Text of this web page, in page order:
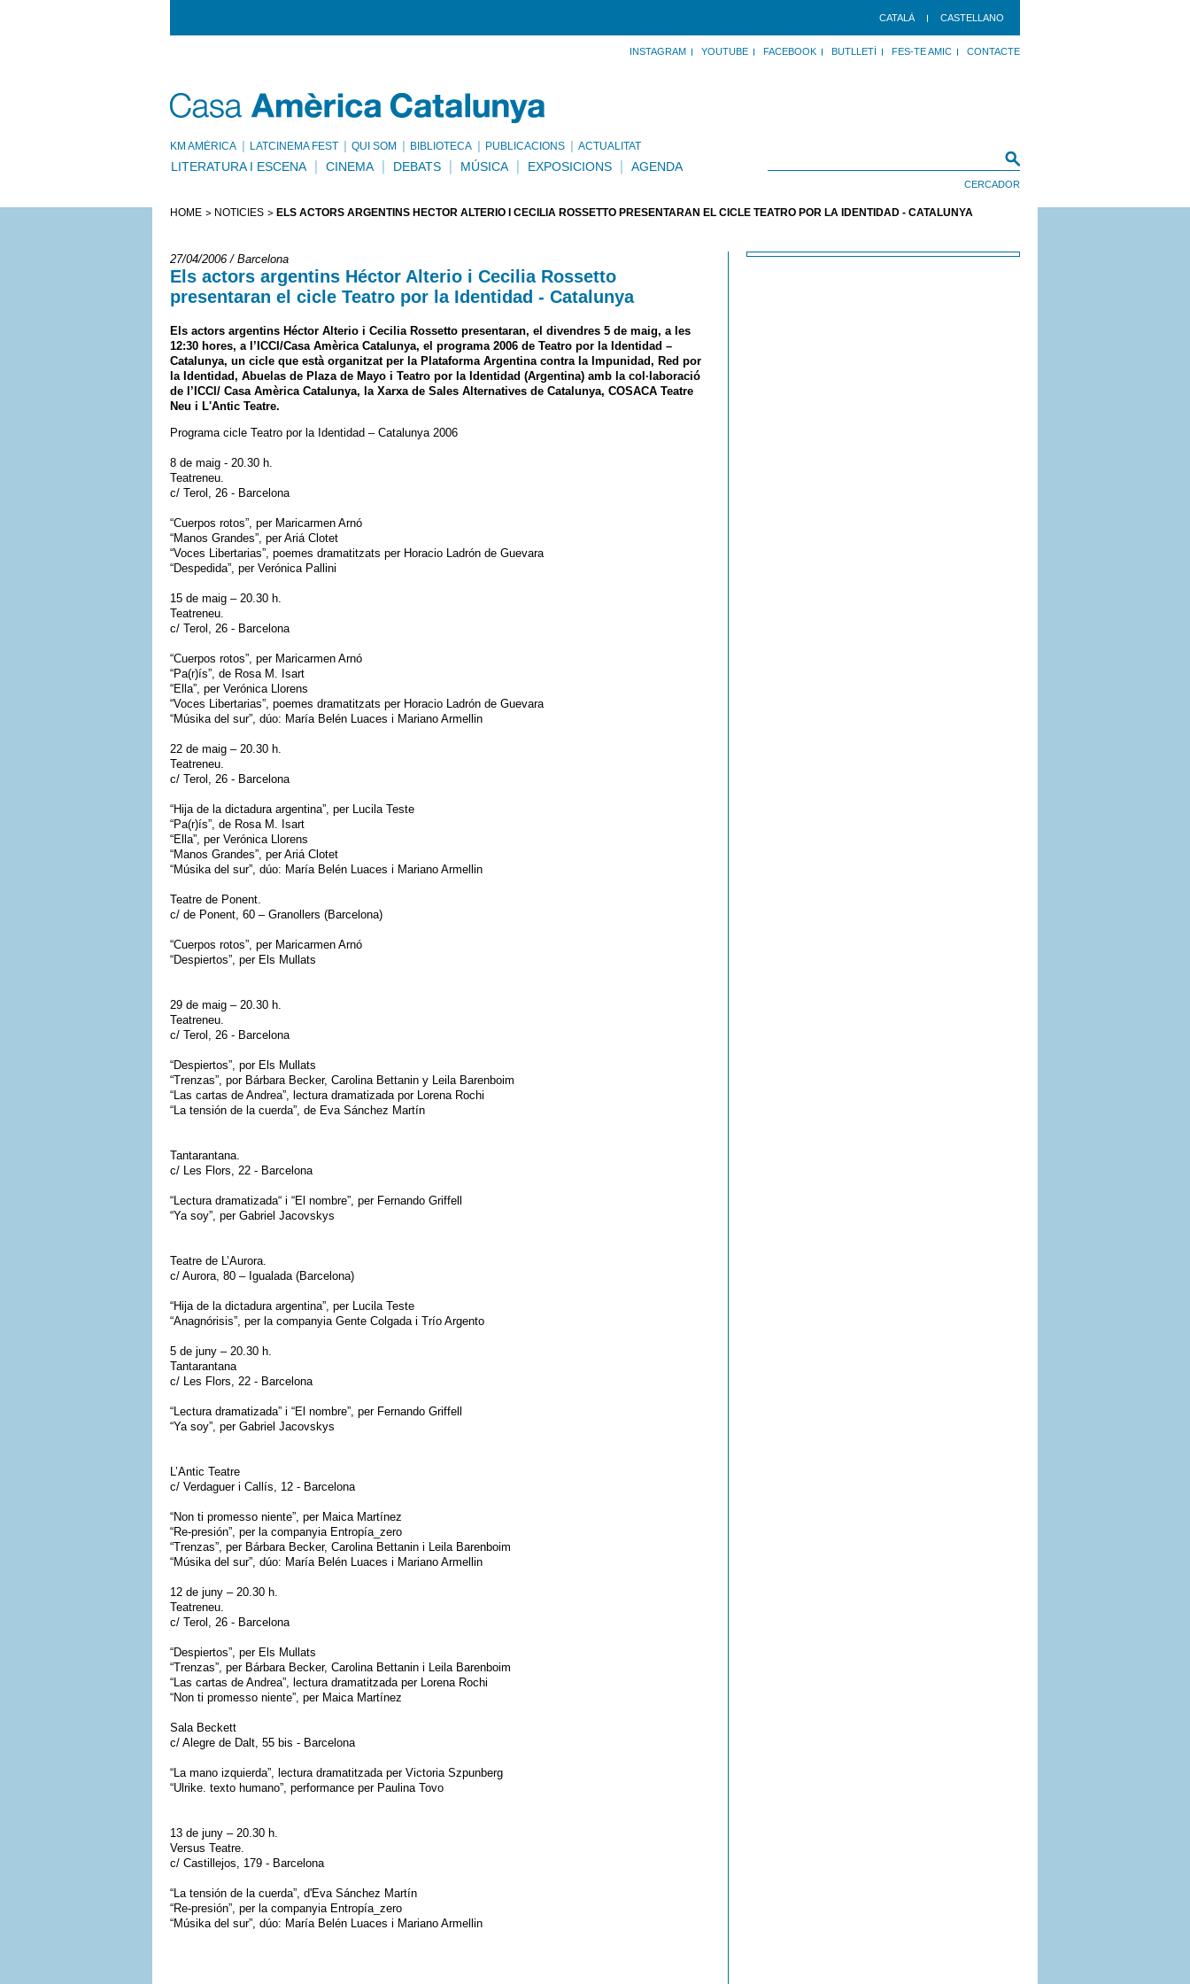
CATALÀ CASTELLANO
INSTAGRAM YOUTUBE FACEBOOK BUTLLETÍ FES-TE AMIC CONTACTE
KM AMÈRICA LATCINEMA FEST QUI SOM BIBLIOTECA PUBLICACIONS ACTUALITAT
LITERATURA I ESCENA CINEMA DEBATS MÚSICA EXPOSICIONS AGENDA
HOME NOTÍCIES ELS ACTORS ARGENTINS HÉCTOR ALTERIO I CECILIA ROSSETTO PRESENTARAN EL CICLE TEATRO POR LA IDENTIDAD - CATALUNYA
27/04/2006 / Barcelona
Els actors argentins Héctor Alterio i Cecilia Rossetto
presentaran el cicle Teatro por la Identidad - Catalunya
Els actors argentins Héctor Alterio i Cecilia Rossetto presentaran, el divendres 5 de maig, a les
12:30 hores, a l’ICCI/Casa Amèrica Catalunya, el programa 2006 de Teatro por la Identidad –
Catalunya, un cicle que està organitzat per la Plataforma Argentina contra la Impunidad, Red por
la Identidad, Abuelas de Plaza de Mayo i Teatro por la Identidad (Argentina) amb la col·laboració
de l’ICCI/ Casa Amèrica Catalunya, la Xarxa de Sales Alternatives de Catalunya, COSACA Teatre
Neu i L'Antic Teatre.
Programa cicle Teatro por la Identidad – Catalunya 2006
8 de maig - 20.30 h.
Teatreneu.
c/ Terol, 26 - Barcelona
“Cuerpos rotos”, per Maricarmen Arnó
“Manos Grandes”, per Ariá Clotet
“Voces Libertarias”, poemes dramatitzats per Horacio Ladrón de Guevara
“Despedida”, per Verónica Pallini
15 de maig – 20.30 h.
Teatreneu.
c/ Terol, 26 - Barcelona
“Cuerpos rotos”, per Maricarmen Arnó
“Pa(r)ís”, de Rosa M. Isart
“Ella”, per Verónica Llorens
“Voces Libertarias”, poemes dramatitzats per Horacio Ladrón de Guevara
“Músika del sur”, dúo: María Belén Luaces i Mariano Armellin
22 de maig – 20.30 h.
Teatreneu.
c/ Terol, 26 - Barcelona
“Hija de la dictadura argentina”, per Lucila Teste
“Pa(r)ís”, de Rosa M. Isart
“Ella”, per Verónica Llorens
“Manos Grandes”, per Ariá Clotet
“Músika del sur”, dúo: María Belén Luaces i Mariano Armellin
Teatre de Ponent.
c/ de Ponent, 60 – Granollers (Barcelona)
“Cuerpos rotos”, per Maricarmen Arnó
“Despiertos”, per Els Mullats
29 de maig – 20.30 h.
Teatreneu.
c/ Terol, 26 - Barcelona
“Despiertos”, por Els Mullats
“Trenzas”, por Bárbara Becker, Carolina Bettanin y Leila Barenboim
“Las cartas de Andrea”, lectura dramatizada por Lorena Rochi
“La tensión de la cuerda”, de Eva Sánchez Martín
Tantarantana.
c/ Les Flors, 22 - Barcelona
“Lectura dramatizada“ i “El nombre”, per Fernando Griffell
“Ya soy”, per Gabriel Jacovskys
Teatre de L’Aurora.
c/ Aurora, 80 – Igualada (Barcelona)
“Hija de la dictadura argentina”, per Lucila Teste
“Anagnórisis”, per la companyia Gente Colgada i Trío Argento
5 de juny – 20.30 h.
Tantarantana
c/ Les Flors, 22 - Barcelona
“Lectura dramatizada” i “El nombre”, per Fernando Griffell
“Ya soy”, per Gabriel Jacovskys
L’Antic Teatre
c/ Verdaguer i Callís, 12 - Barcelona
“Non ti promesso niente”, per Maica Martínez
“Re-presión”, per la companyia Entropía_zero
“Trenzas”, per Bárbara Becker, Carolina Bettanin i Leila Barenboim
“Músika del sur”, dúo: María Belén Luaces i Mariano Armellin
12 de juny – 20.30 h.
Teatreneu.
c/ Terol, 26 - Barcelona
“Despiertos”, per Els Mullats
“Trenzas”, per Bárbara Becker, Carolina Bettanin i Leila Barenboim
“Las cartas de Andrea”, lectura dramatitzada per Lorena Rochi
“Non ti promesso niente”, per Maica Martínez
Sala Beckett
c/ Alegre de Dalt, 55 bis - Barcelona
“La mano izquierda”, lectura dramatitzada per Victoria Szpunberg
“Ulrike. texto humano”, performance per Paulina Tovo
13 de juny – 20.30 h.
Versus Teatre.
c/ Castillejos, 179 - Barcelona
“La tensión de la cuerda”, d'Eva Sánchez Martín
“Re-presión”, per la companyia Entropía_zero
“Músika del sur”, dúo: María Belén Luaces i Mariano Armellin